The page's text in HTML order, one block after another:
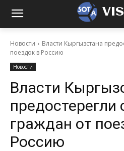
Новости
Власти Кыргызстана
поездок в Россию
Новости
Власти
предостерегли
граждан от
Россию